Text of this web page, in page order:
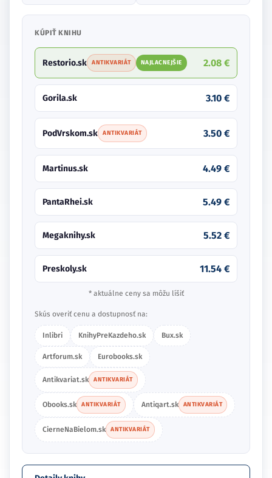
KÚPIŤ KNIHU
Restorio.sk ANTIKVARIÁT NAJLACNEJŠIE 2.08 €
Gorila.sk 3.10 €
PodVrskom.sk ANTIKVARIÁT 3.50 €
Martinus.sk 4.49 €
PantaRhei.sk 5.49 €
Megaknihy.sk 5.52 €
Preskoly.sk 11.54 €
* aktuálne ceny sa môžu líšiť
Skús overiť cenu a dostupnosť na:
Inlibri KnihyPreKazdeho.sk Bux.sk
Artforum.sk Eurobooks.sk
Antikvariat.sk ANTIKVARIÁT
Obooks.sk ANTIKVARIÁT Antiqart.sk ANTIKVARIÁT
CierneNaBielom.sk ANTIKVARIÁT